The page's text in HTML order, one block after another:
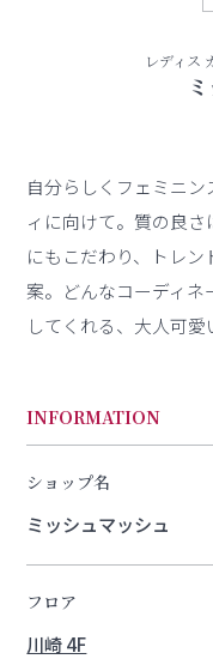
レディス
自分らしくフェミニ
ィに向けて。質の良
にもこだわり、トレ
案。どんなコーディ
してくれる、大人可愛
INFORMATION
ショップ名
ミッシュマッシュ
フロア
川崎 4F